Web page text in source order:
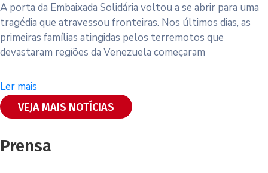
A porta da Embaixada Solidária voltou a se abrir para uma
tragédia que atravessou fronteiras. Nos últimos dias, as
primeiras famílias atingidas pelos terremotos que
devastaram regiões da Venezuela começaram
Ler mais
VEJA MAIS NOTÍCIAS
Prensa